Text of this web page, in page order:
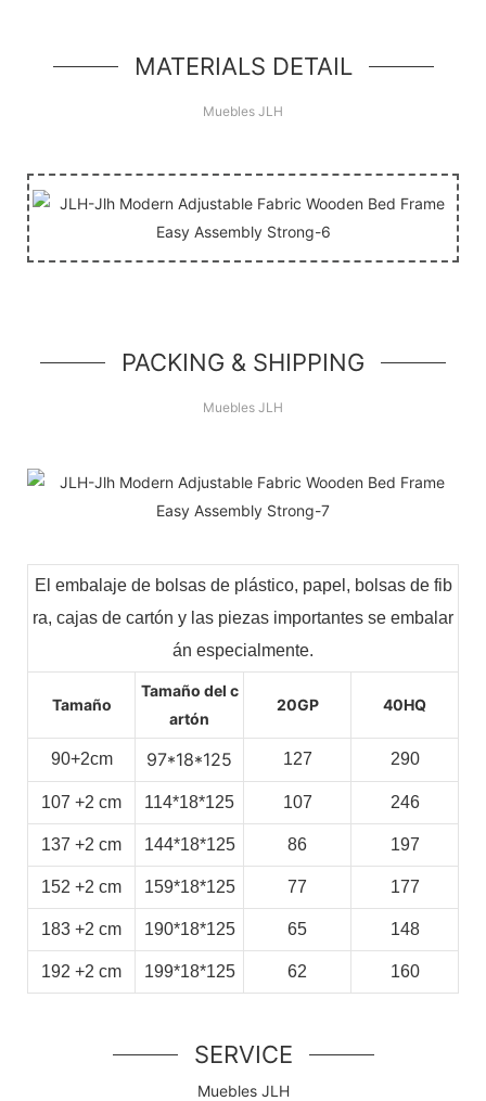
MATERIALS DETAIL
Muebles JLH
PACKING & SHIPPING
Muebles JLH
El embalaje de bolsas de plástico, papel, bolsas de fib
ra, cajas de cartón y las piezas importantes se embalar
án especialmente.
Tamaño
Tamaño del c
artón
20GP 40HQ
90+2cm 97*18*125 127 290
107 +2 cm 114*18*125 107 246
137 +2 cm 144*18*125 86 197
152 +2 cm 159*18*125 77 177
183 +2 cm 190*18*125 65 148
192 +2 cm 199*18*125 62 160
SERVICE
Muebles JLH